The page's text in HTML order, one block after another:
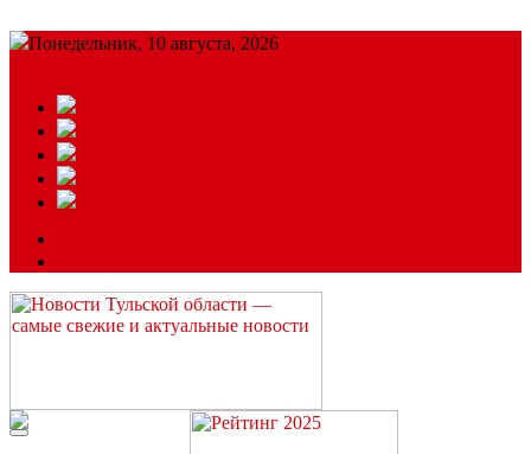
Понедельник, 10 августа, 2026
Читайте последние новости дня в Тульской области на сайте
“ЗаНовомосковск”